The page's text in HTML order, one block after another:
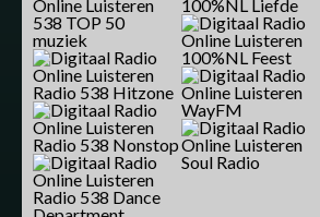
538 TOP 50
muziek
Radio 538 Hitzone
Radio 538 Nonstop
Radio 538 Dance
100%NL Liefde
100%NL Feest
WayFM
Soul Radio